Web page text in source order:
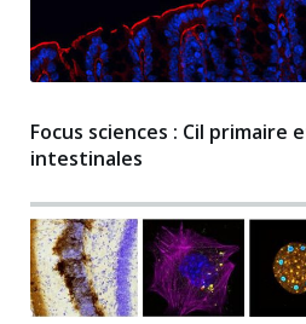
Focus sciences : Cil primaire
intestinales